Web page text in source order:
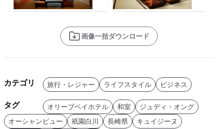
画像一括ダウンロード
カテゴリ 旅行・レジャー ライフスタイル ビジネス
タグ オリーブベイホテル 和室
ジュディ・オング
オーシャンビュー
祇園白川 長崎県
キュイジーヌ